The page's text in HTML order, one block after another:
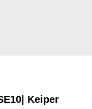
Keiper